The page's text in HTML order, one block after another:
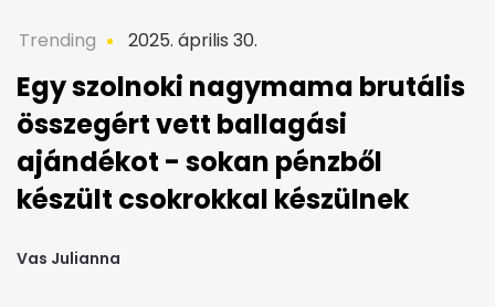
Trending 2025. április 30.
Egy szolnoki nagymama brutális
összegért vett ballagási
ajándékot - sokan pénzből
készült csokrokkal készülnek
Vas Julianna